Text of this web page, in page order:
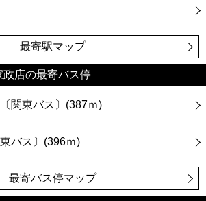
最寄駅マップ
店の最寄バス停
関東バス〕(387ｍ)
バス〕(396ｍ)
最寄バス停マップ